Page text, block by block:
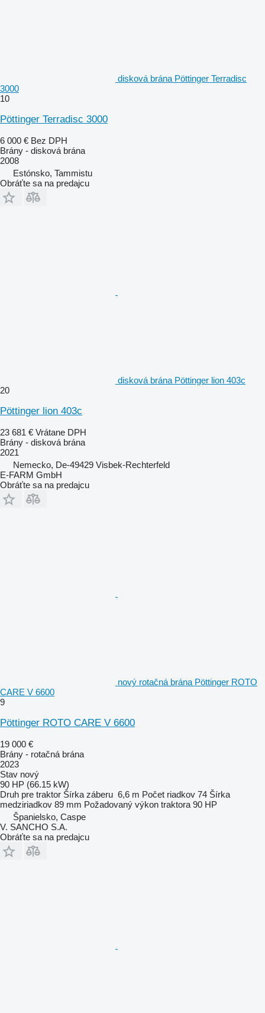
disková brána Pöttinger Terradisc
3000
10
Pöttinger Terradisc 3000
6 000 € Bez DPH
Brány - disková brána
2008
Estónsko, Tammistu
Obráťte sa na predajcu
disková brána Pöttinger lion 403c
20
Pöttinger lion 403c
23 681 € Vrátane DPH
Brány - disková brána
2021
Nemecko, De-49429 Visbek-Rechterfeld
E-FARM GmbH
Obráťte sa na predajcu
nový rotačná brána Pöttinger ROTO
CARE V 6600
9
Pöttinger ROTO CARE V 6600
19 000 €
Brány - rotačná brána
2023
Stav nový
90 HP (66.15 kW)
Druh pre traktor Šírka záberu 6,6 m Počet riadkov 74 Šírka
medziriadkov 89 mm Požadovaný výkon traktora 90 HP
Španielsko, Caspe
V. SANCHO S.A.
Obráťte sa na predajcu